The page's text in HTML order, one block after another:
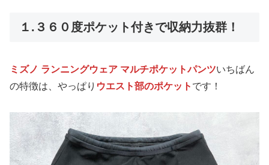
１.３６０度ポケット付きで収納力抜群！
ミズノ ランニングウェア マルチポケットパンツいちばん
の特徴は、やっぱり ウエスト部のポケット です！